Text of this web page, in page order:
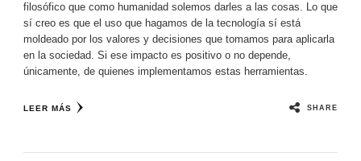
filosófico que como humanidad solemos darles a las cosas. Lo que
sí creo es que el uso que hagamos de la tecnología sí está
moldeado por los valores y decisiones que tomamos para aplicarla
en la sociedad. Si ese impacto es positivo o no depende,
únicamente, de quienes implementamos estas herramientas.
LEER MÁS SHARE